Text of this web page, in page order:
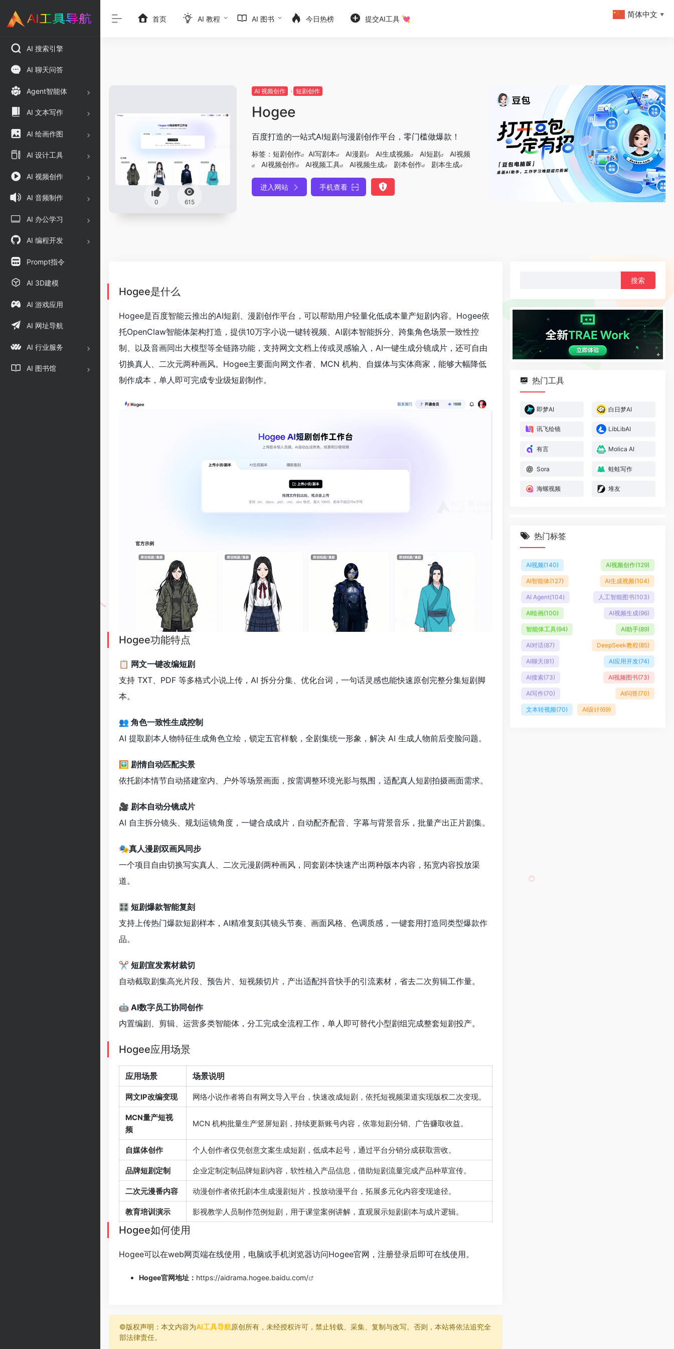
AI 搜索引擎
AI 聊天问答
Agent智能体
AI 文本写作
AI 绘画作图
AI 设计工具
AI 视频创作
AI 音频制作
AI 办公学习
AI 编程开发
Prompt指令
AI 3D建模
AI 游戏应用
AI 网址导航
AI 行业服务
AI 图书馆
首页 AI 教程 AI 图书 今日热榜 提交AI工具 💘
0 615
AI 视频创作 短剧创作
Hogee
百度打造的一站式AI短剧与漫剧创作平台，零门槛做爆款！
标签： 短剧创作 AI写剧本 AI漫剧 AI生成视频 AI短剧
AI视频
AI视频创作
AI视频工具 AI视频生成 剧本创作 剧本生成
进入网站 手机查看
Hogee是什么
Hogee是百度智能云推出的AI短剧、漫剧创作平台，可以帮助用户轻量化低成本量产短剧内容。Hogee依
托OpenClaw智能体架构打造，提供10万字小说一键转视频、AI剧本智能拆分、跨集角色场景一致性控
制、以及音画同出大模型等全链路功能，支持网文文档上传或灵感输入，AI一键生成分镜成片，还可自由
切换真人、二次元两种画风。Hogee主要面向网文作者、MCN 机构、自媒体与实体商家，能够大幅降低
制作成本，单人即可完成专业级短剧制作。
Hogee功能特点
📋 网文一键改编短剧
支持 TXT、PDF 等多格式小说上传，AI 拆分分集、优化台词，一句话灵感也能快速原创完整分集短剧脚
本。
👥 角色一致性生成控制
AI 提取剧本人物特征生成角色立绘，锁定五官样貌，全剧集统一形象，解决 AI 生成人物前后变脸问题。
🖼 剧情自动匹配实景
依托剧本情节自动搭建室内、户外等场景画面，按需调整环境光影与氛围，适配真人短剧拍摄画面需求。
🎥 剧本自动分镜成片
AI 自主拆分镜头、规划运镜角度，一键合成成片，自动配齐配音、字幕与背景音乐，批量产出正片剧集。
🎭真人漫剧双画风同步
一个项目自由切换写实真人、二次元漫剧两种画风，同套剧本快速产出两种版本内容，拓宽内容投放渠
道。
🎛 短剧爆款智能复刻
支持上传热门爆款短剧样本，AI精准复刻其镜头节奏、画面风格、色调质感，一键套用打造同类型爆款作
品。
✂️ 短剧宣发素材裁切
自动截取剧集高光片段、预告片、短视频切片，产出适配抖音快手的引流素材，省去二次剪辑工作量。
🤖 AI数字员工协同创作
内置编剧、剪辑、运营多类智能体，分工完成全流程工作，单人即可替代小型剧组完成整套短剧投产。
Hogee应用场景
应用场景 场景说明
网文IP改编变现 网络小说作者将自有网文导入平台，快速改成短剧，依托短视频渠道实现版权二次变现。
MCN量产短视
频
MCN 机构批量生产竖屏短剧，持续更新账号内容，依靠短剧分销、广告赚取收益。
自媒体创作 个人创作者仅凭创意文案生成短剧，低成本起号，通过平台分销分成获取营收。
品牌短剧定制 企业定制定制品牌短剧内容，软性植入产品信息，借助短剧流量完成产品种草宣传。
二次元漫番内容 动漫创作者依托剧本生成漫剧短片，投放动漫平台，拓展多元化内容变现途径。
教育培训演示 影视教学人员制作范例短剧，用于课堂案例讲解，直观展示短剧剧本与成片逻辑。
Hogee如何使用
Hogee可以在web网页端在线使用，电脑或手机浏览器访问Hogee官网，注册登录后即可在线使用。
Hogee官网地址： https://aidrama.hogee.baidu.com/
©️版权声明：本文内容为AI工具导航原创所有，未经授权许可，禁止转载、采集、复制与改写。否则，本站将依法追究全
部法律责任。
热门工具
即梦AI 白日梦AI
讯飞绘镜 LibLibAI
有言 Molica AI
Sora 蛙蛙写作
海螺视频 堆友
热门标签
AI视频(140) AI视频创作(129)
AI智能体(127) AI生成视频(104)
AI Agent(104) 人工智能图书(103)
AI绘画(100) AI视频生成(96)
智能体工具(94) AI助手(89)
AI对话(87) DeepSeek教程(85)
AI聊天(81) AI应用开发(74)
AI搜索(73) AI视频图书(73)
AI写作(70) AI问答(70)
文本转视频(70) AI设计(69)
简体中文 ▼